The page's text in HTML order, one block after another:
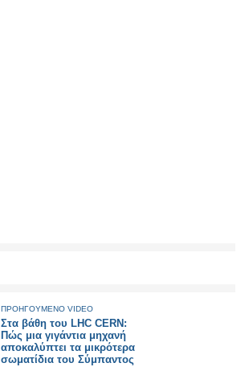
ΠΡΟΗΓΟΥΜΕΝΟ VIDEO
Στα βάθη του LHC CERN:
Πώς μια γιγάντια μηχανή
αποκαλύπτει τα μικρότερα
σωματίδια του Σύμπαντος